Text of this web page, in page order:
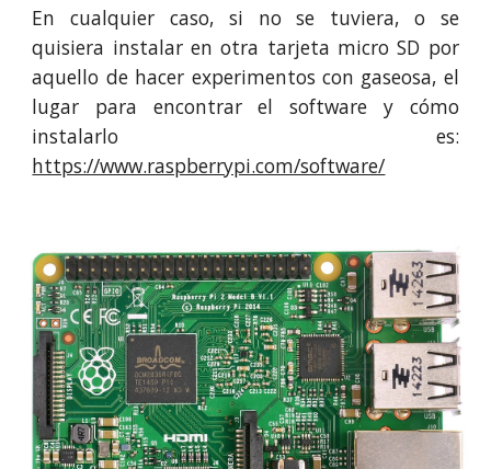
En cualquier caso, si no se tuviera, o se
quisiera instalar en otra tarjeta micro SD por
aquello de hacer experimentos con gaseosa, el
lugar para encontrar el software y cómo
instalarlo es:
https://www.raspberrypi.com/software/